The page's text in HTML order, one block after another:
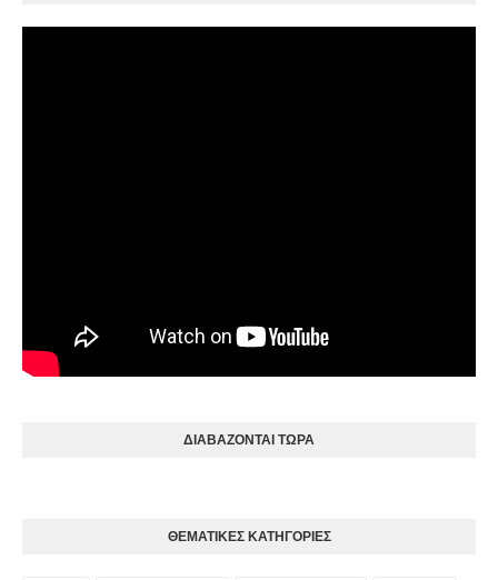
ΔΙΑΒΑΖΟΝΤΑΙ ΤΩΡΑ
ΘΕΜΑΤΙΚΕΣ ΚΑΤΗΓΟΡΙΕΣ